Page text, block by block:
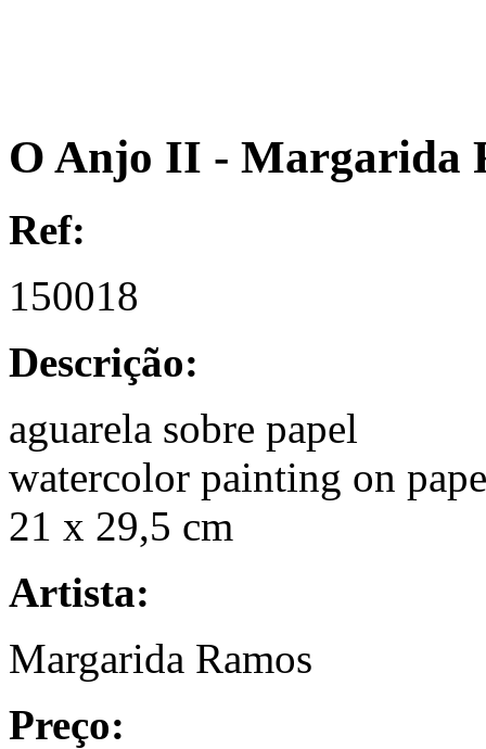
O Anjo II - Margarida
Ref:
150018
Descrição:
aguarela sobre papel
watercolor painting on
21 x 29,5 cm
Artista:
Margarida Ramos
Preço: